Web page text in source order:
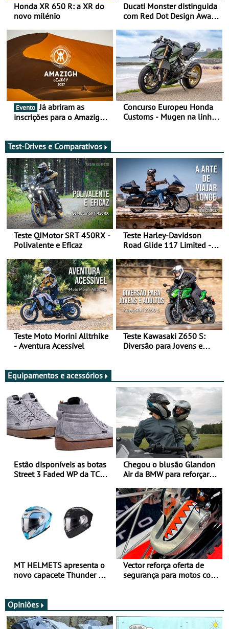
Honda XR 650 R: a XR do
novo milénio
Ducati Monster distinguida
com Red Dot Design Award
Evento Já abriram as
inscrições para o Amazigh
maio - The ultimate
experience in Morocco
Concurso Europeu Honda
Customs - Mugen na linha
Test-Drives e Comparativos
Teste QJMotor SRT 450RX -
Polivalente e Eficaz
Teste Harley-Davidson
Road Glide 117 Limited - A
Teste Moto Morini Alltrhike
- Aventura Acessível
Teste Kawasaki Z650 S:
Diversão para Jovens e
Equipamentos e acessórios
Estão disponíveis as botas
Street 3 Faded WP da TCX
Chegou o blusão Glandon
Air da BMW para reforçar
verão
MT HELMETS apresenta o
novo capacete Thunder 4 R
Vector reforça oferta de
segurança para motos com
Opiniões